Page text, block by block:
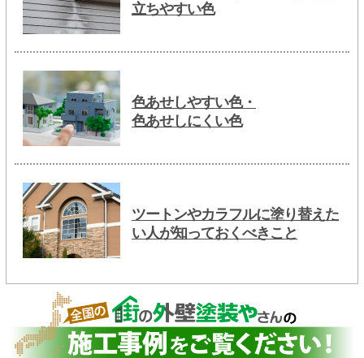
立ちやすい色
色あせしやすい色・
色あせしにくい色
ツートンやカラフルに塗り替えた
い人が知っておくべきこと